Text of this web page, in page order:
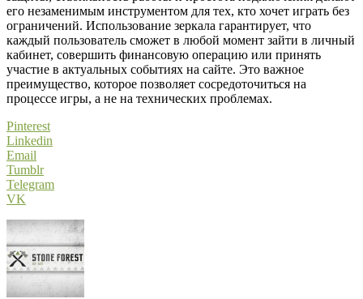
его незаменимым инструментом для тех, кто хочет играть без
ограничений. Использование зеркала гарантирует, что
каждый пользователь сможет в любой момент зайти в личный
кабинет, совершить финансовую операцию или принять
участие в актуальных событиях на сайте. Это важное
преимущество, которое позволяет сосредоточиться на
процессе игры, а не на технических проблемах.
Pinterest
Linkedin
Email
Tumblr
Telegram
VK